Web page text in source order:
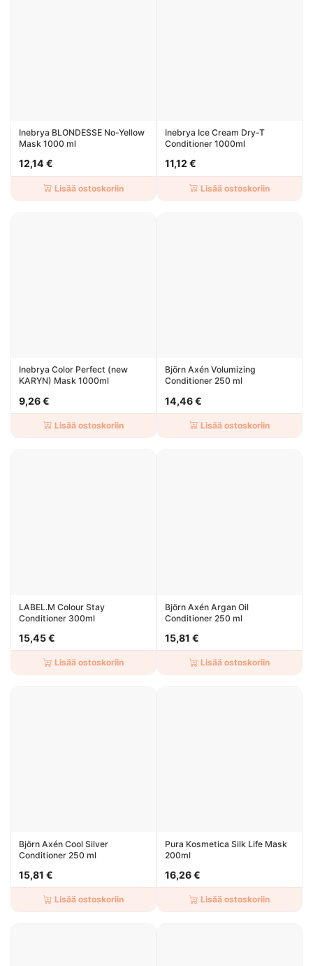
Inebrya BLONDESSE No-Yellow
Mask 1000 ml
12,14 €
Lisää ostoskoriin
Inebrya Ice Cream Dry-T
Conditioner 1000ml
11,12 €
Lisää ostoskoriin
Inebrya Color Perfect (new
KARYN) Mask 1000ml
9,26 €
Lisää ostoskoriin
Björn Axén Volumizing
Conditioner 250 ml
14,46 €
Lisää ostoskoriin
LABEL.M Colour Stay
Conditioner 300ml
15,45 €
Lisää ostoskoriin
Björn Axén Argan Oil
Conditioner 250 ml
15,81 €
Lisää ostoskoriin
Björn Axén Cool Silver
Conditioner 250 ml
15,81 €
Lisää ostoskoriin
Pura Kosmetica Silk Life Mask
200ml
16,26 €
Lisää ostoskoriin